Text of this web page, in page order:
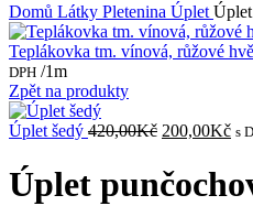
Domů Látky Pletenina Úplet
Teplákovka tm. vínová, růžové
DPH /1m
Zpět na produkty
Úplet šedý 420,00Kč Původní
byla:
420,00Kč.
200,00Kč s
Úplet